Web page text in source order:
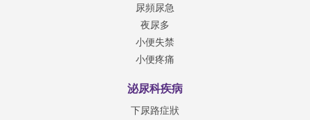
尿頻尿急
夜尿多
小便失禁
小便疼痛
泌尿科疾病
下尿路症狀